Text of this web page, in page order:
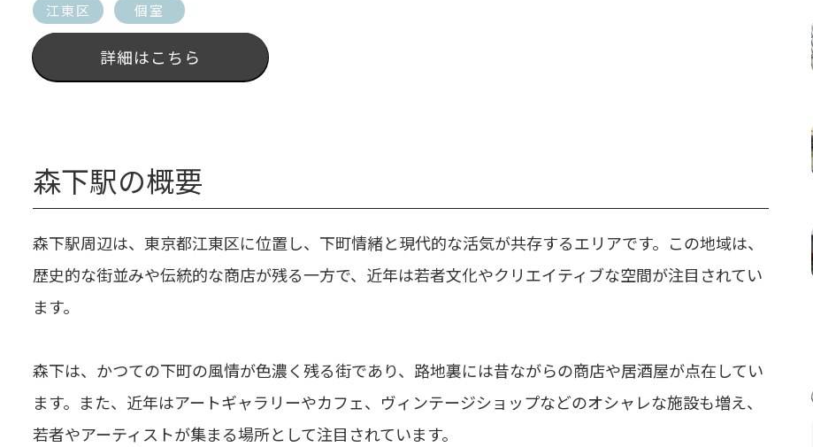
江東区 個室
詳細はこちら
森下駅の概要
森下駅周辺は、東京都江東区に位置し、下町情緒と現代的な活気が共存するエリアです。この地域は、
歴史的な街並みや伝統的な商店が残る一方で、近年は若者文化やクリエイティブな空間が注目されてい
ます。
森下は、かつての下町の風情が色濃く残る街であり、路地裏には昔ながらの商店や居酒屋が点在してい
ます。また、近年はアートギャラリーやカフェ、ヴィンテージショップなどのオシャレな施設も増え、
若者やアーティストが集まる場所として注目されています。